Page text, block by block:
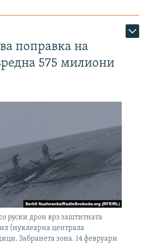
поправка на
575 милиони
руски дрон врз заштитната
(нуклеарна централа
Забранета зона. 14 февруари